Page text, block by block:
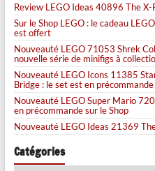
Review LEGO Ideas 40896 The X-
Sur le Shop LEGO : le cadeau
est offert
Nouveauté LEGO 71053 Shrek
nouvelle série de minifigs à
Nouveauté LEGO Icons 11385
Bridge : le set est en précommande
Nouveauté LEGO Super Mario
en précommande sur le Shop
Nouveauté LEGO Ideas 21369
Catégories